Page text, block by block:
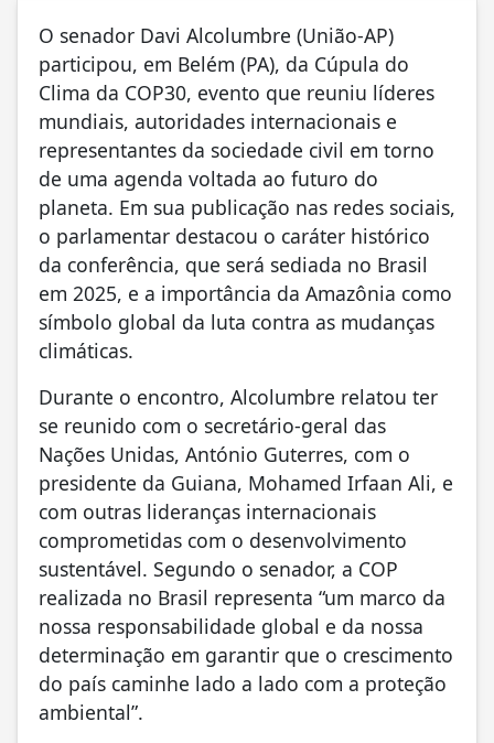
O senador Davi Alcolumbre (União-AP)
participou, em Belém (PA), da Cúpula do
Clima da COP30, evento que reuniu líderes
mundiais, autoridades internacionais e
representantes da sociedade civil em torno
de uma agenda voltada ao futuro do
planeta. Em sua publicação nas redes sociais,
o parlamentar destacou o caráter histórico
da conferência, que será sediada no Brasil
em 2025, e a importância da Amazônia como
símbolo global da luta contra as mudanças
climáticas.
Durante o encontro, Alcolumbre relatou ter
se reunido com o secretário-geral das
Nações Unidas, António Guterres, com o
presidente da Guiana, Mohamed Irfaan Ali, e
com outras lideranças internacionais
comprometidas com o desenvolvimento
sustentável. Segundo o senador, a COP
realizada no Brasil representa “um marco da
nossa responsabilidade global e da nossa
determinação em garantir que o crescimento
do país caminhe lado a lado com a proteção
ambiental”.